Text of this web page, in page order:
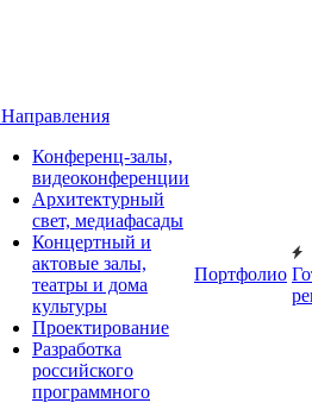
Направления
Конференц-залы,
видеоконференции
Архитектурный
свет, медиафасады
Концертный и
актовые залы,
театры и дома
культуры
Проектирование
Разработка
российского
программного
Портфолио